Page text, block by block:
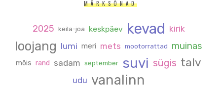
MÄRKSÕNAD
2025 keila-joa keskpäev kevad kirik
loojang lumi meri mets mootorrattad muinas
mõis rand sadam september suvi sügis talv
udu vanalinn